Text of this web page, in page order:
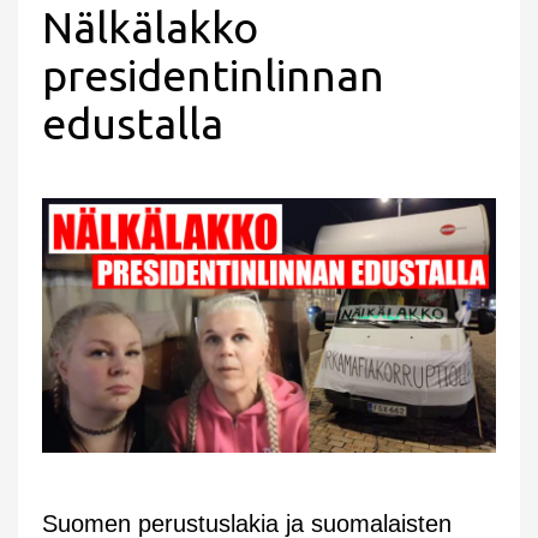
Nälkälakko
presidentinlinnan
edustalla
Suomen perustuslakia ja suomalaisten